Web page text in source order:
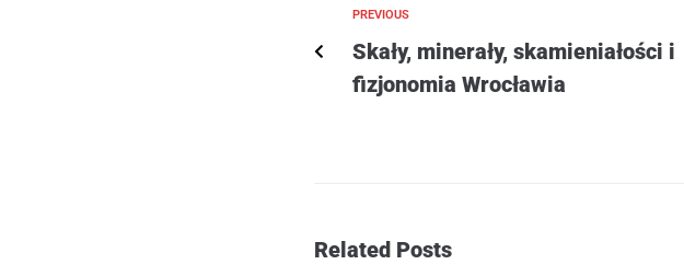
PREVIOUS
Skały, minerały, skamieniałości i
fizjonomia Wrocławia
Related Posts